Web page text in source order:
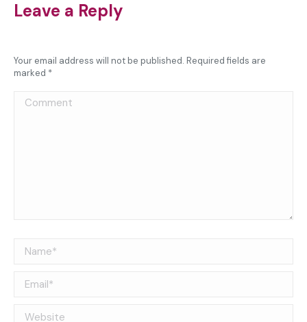
Leave a Reply
Your email address will not be published. Required fields are
marked *
Comment
Name *
Email *
Website